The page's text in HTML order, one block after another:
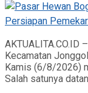
AKTUALITA.CO.ID
Kecamatan
Kamis (6/8/2026)
Salah satunya